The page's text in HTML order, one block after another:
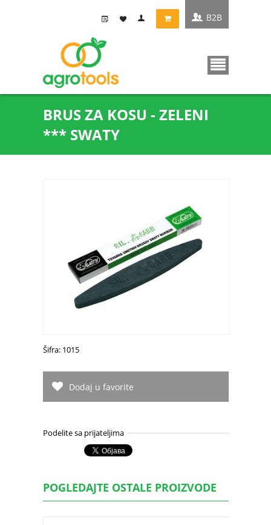
BRUS ZA KOSU - ZELENI
*** SWATY
B2B
Šifra: 1015
Dodaj u favorite
Podelite sa prijateljima
POGLEDAJTE OSTALE PROIZVODE